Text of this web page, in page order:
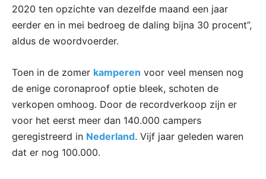
2020 ten opzichte van dezelfde maand een jaar
eerder en in mei bedroeg de daling bijna 30 procent”,
aldus de woordvoerder.
Toen in de zomer kamperen voor veel mensen nog
de enige coronaproof optie bleek, schoten de
verkopen omhoog. Door de recordverkoop zijn er
voor het eerst meer dan 140.000 campers
geregistreerd in Nederland. Vijf jaar geleden waren
dat er nog 100.000.